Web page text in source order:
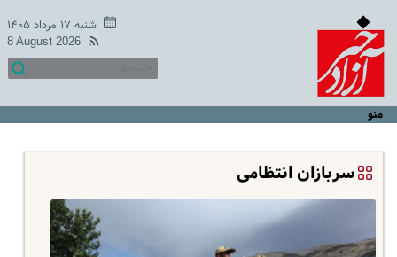
شنبه ۱۷ مرداد ۱۴۰۵
8 August 2026
منو
سربازان انتظامی